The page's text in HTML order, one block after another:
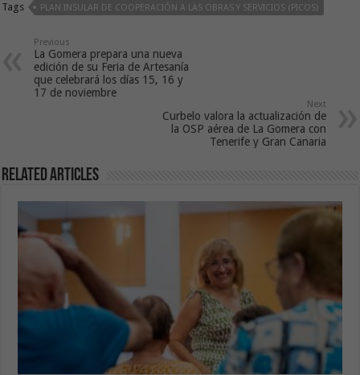
Tags PLAN INSULAR DE COOPERACIÓN A LAS OBRAS Y SERVICIOS (PICOS)
Previous
La Gomera prepara una nueva
edición de su Feria de Artesanía
que celebrará los días 15, 16 y
17 de noviembre
Next
Curbelo valora la actualización de
la OSP aérea de La Gomera con
Tenerife y Gran Canaria
Related Articles